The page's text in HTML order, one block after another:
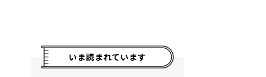
いま読まれています